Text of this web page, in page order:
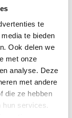
te
te bieden
Ook delen we
met onze
analyse. Deze
met andere
die ze hebben
hun services.